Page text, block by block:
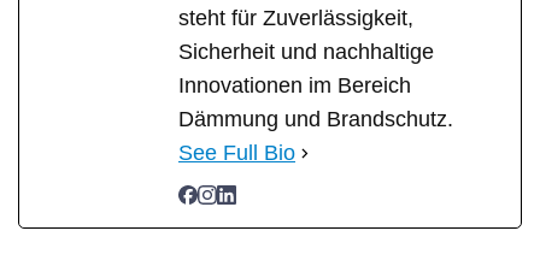
steht für Zuverlässigkeit,
Sicherheit und nachhaltige
Innovationen im Bereich
Dämmung und Brandschutz.
See Full Bio